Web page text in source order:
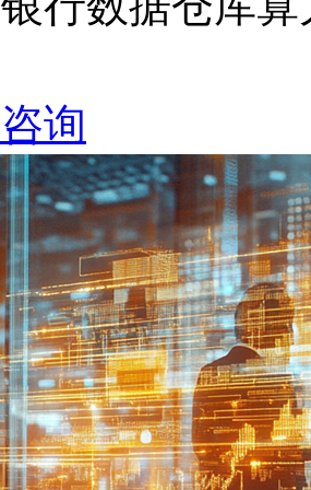
询